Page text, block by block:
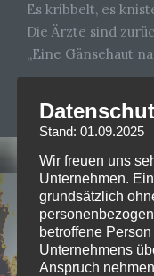
Es kribbelt, es
Die Ärzte sind
„Eine Gänsehaut
Stand: 01.09.2025
Wir freuen uns
Unternehmen.
grundsätzlich
betroffene
Unternehmens
Anspruch